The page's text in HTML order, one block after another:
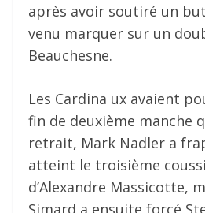
après avoir soutiré un
venu marquer sur un
Beauchesne.
Les Cardina ux avaient
fin de deuxième manche
retrait, Mark Nadler a
atteint le troisième
d’Alexandre Massicotte,
Simard a ensuite forcé